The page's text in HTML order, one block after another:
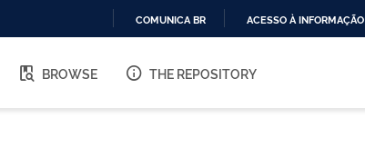
O
COMUNICA BR ACESSO À INFORMAÇÃO
BROWSE THE REPOSITORY